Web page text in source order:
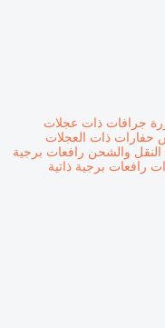
جرافات ذات عجلات
حفارات ذات العجلات
والشحن رافعات برجية
رافعات برجية ذاتية